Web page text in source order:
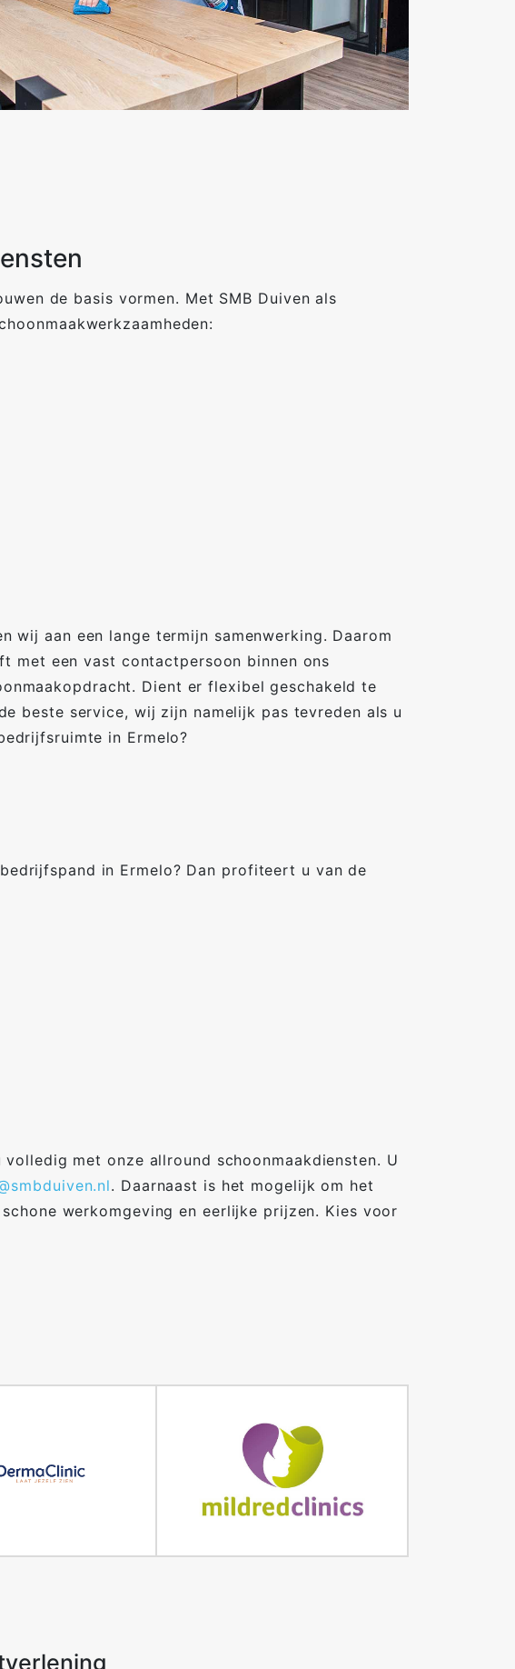
de basis vormen. Met SMB Duiven als
wij aan een lange termijn samenwerking. Daarom
met een vast contactpersoon binnen ons
Dient er flexibel geschakeld te
beste service, wij zijn namelijk pas tevreden als u
in Ermelo?
in Ermelo? Dan profiteert u van de
met onze allround schoonmaakdiensten. U
. Daarnaast is het mogelijk om het
werkomgeving en eerlijke prijzen. Kies voor